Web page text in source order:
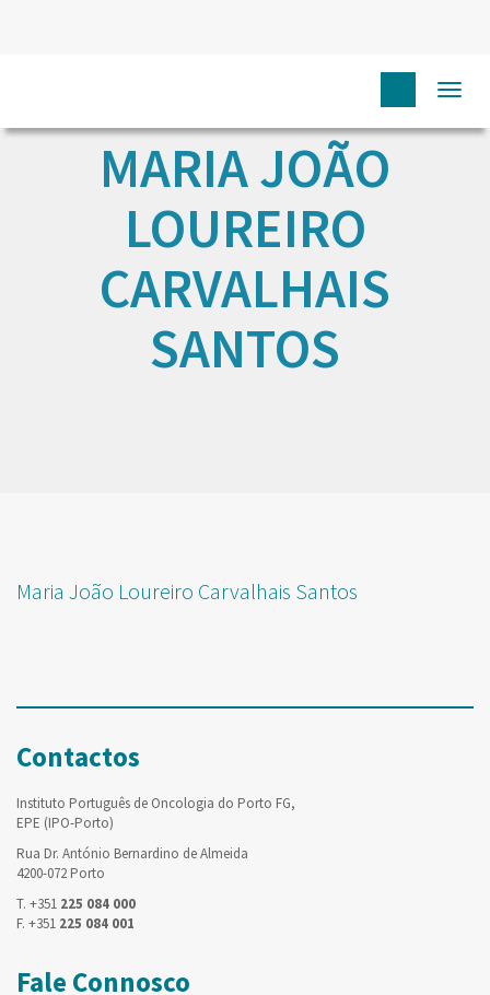
MARIA JOÃO
LOUREIRO
CARVALHAIS
SANTOS
Maria João Loureiro Carvalhais Santos
Contactos
Instituto Português de Oncologia do Porto FG,
EPE (IPO-Porto)
Rua Dr. António Bernardino de Almeida
4200-072 Porto
T. +351 225 084 000
F. +351 225 084 001
Fale Connosco